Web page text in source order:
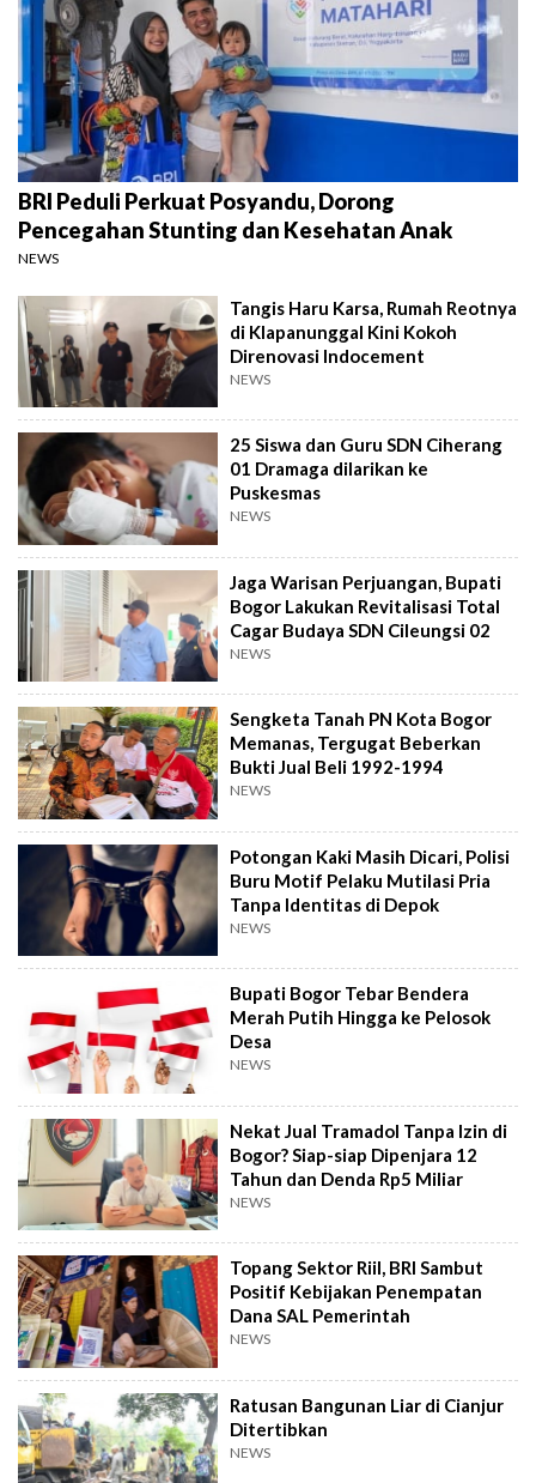
BRI Peduli Perkuat Posyandu, Dorong
Pencegahan Stunting dan Kesehatan Anak
NEWS
Tangis Haru Karsa, Rumah Reotnya
di Klapanunggal Kini Kokoh
Direnovasi Indocement
NEWS
25 Siswa dan Guru SDN Ciherang
01 Dramaga dilarikan ke
Puskesmas
NEWS
Jaga Warisan Perjuangan, Bupati
Bogor Lakukan Revitalisasi Total
Cagar Budaya SDN Cileungsi 02
NEWS
Sengketa Tanah PN Kota Bogor
Memanas, Tergugat Beberkan
Bukti Jual Beli 1992-1994
NEWS
Potongan Kaki Masih Dicari, Polisi
Buru Motif Pelaku Mutilasi Pria
Tanpa Identitas di Depok
NEWS
Bupati Bogor Tebar Bendera
Merah Putih Hingga ke Pelosok
Desa
NEWS
Nekat Jual Tramadol Tanpa Izin di
Bogor? Siap-siap Dipenjara 12
Tahun dan Denda Rp5 Miliar
NEWS
Topang Sektor Riil, BRI Sambut
Positif Kebijakan Penempatan
Dana SAL Pemerintah
NEWS
Ratusan Bangunan Liar di Cianjur
Ditertibkan
NEWS